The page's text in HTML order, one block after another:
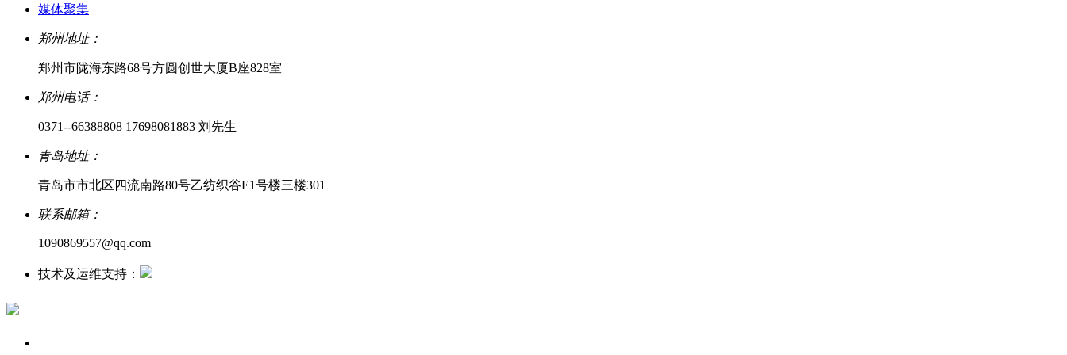
媒体聚集
郑州地址：
郑州市陇海东路68号方圆创世大厦B座828室
郑州电话：
0371--66388808 17698081883 刘先生
青岛地址：
青岛市市北区四流南路80号乙纺织谷E1号楼三楼301
联系邮箱：
1090869557@qq.com
技术及运维支持：